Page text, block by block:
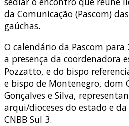
da Comunicação (Pascom)
gaúchas.
O calendário da Pascom
a presença da coordenadora
Pozzatto, e do bispo
e bispo de Montenegro, dom
Gonçalves e Silva,
arqui/dioceses do estado e
CNBB Sul 3.